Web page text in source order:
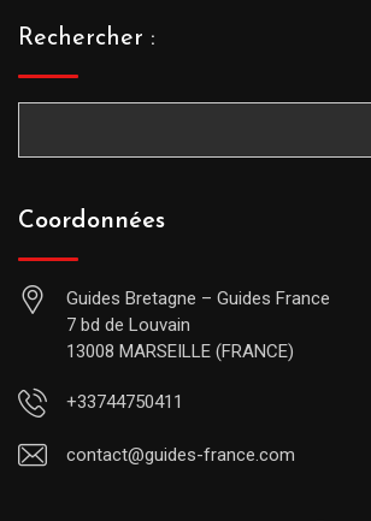
Rechercher :
Coordonnées
Guides Bretagne – Guides France
7 bd de Louvain
13008 MARSEILLE (FRANCE)
+33744750411
contact@guides-france.com